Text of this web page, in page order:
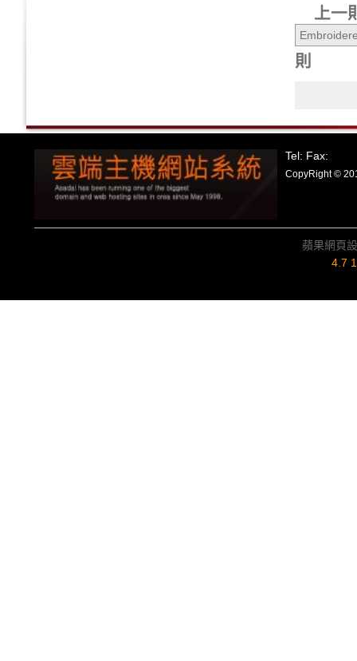
上一
則
Tel: Fax:
CopyRight ©
蘋果網頁
4.7